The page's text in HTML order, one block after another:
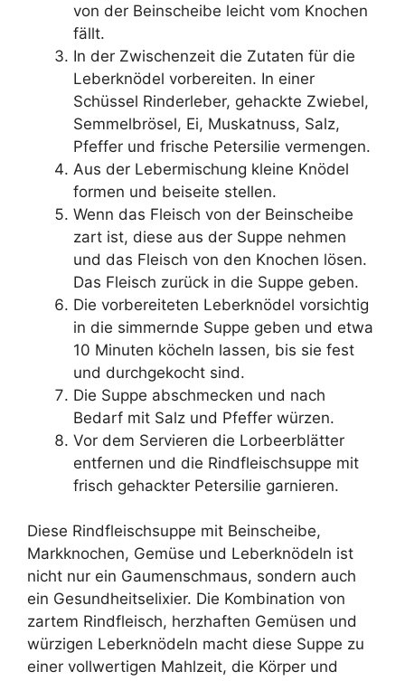
von der Beinscheibe leicht vom Knochen
fällt.
In der Zwischenzeit die Zutaten für die
Leberknödel vorbereiten. In einer
Schüssel Rinderleber, gehackte Zwiebel,
Semmelbrösel, Ei, Muskatnuss, Salz,
Pfeffer und frische Petersilie vermengen.
Aus der Lebermischung kleine Knödel
formen und beiseite stellen.
Wenn das Fleisch von der Beinscheibe
zart ist, diese aus der Suppe nehmen
und das Fleisch von den Knochen lösen.
Das Fleisch zurück in die Suppe geben.
Die vorbereiteten Leberknödel vorsichtig
in die simmernde Suppe geben und etwa
10 Minuten köcheln lassen, bis sie fest
und durchgekocht sind.
Die Suppe abschmecken und nach
Bedarf mit Salz und Pfeffer würzen.
Vor dem Servieren die Lorbeerblätter
entfernen und die Rindfleischsuppe mit
frisch gehackter Petersilie garnieren.
Diese Rindfleischsuppe mit Beinscheibe,
Markknochen, Gemüse und Leberknödeln ist
nicht nur ein Gaumenschmaus, sondern auch
ein Gesundheitselixier. Die Kombination von
zartem Rindfleisch, herzhaften Gemüsen und
würzigen Leberknödeln macht diese Suppe zu
einer vollwertigen Mahlzeit, die Körper und